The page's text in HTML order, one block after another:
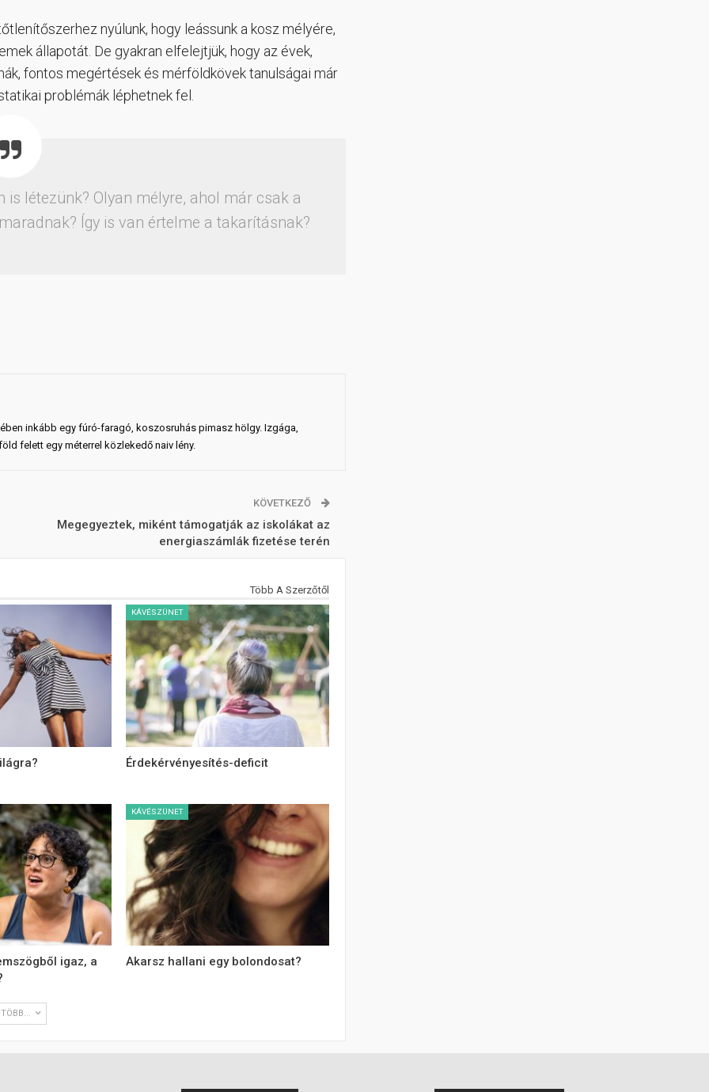
nyúlunk, hogy leássunk a kosz mélyére,
állapotát. De gyakran elfelejtjük, hogy az évek,
fontos megértések és mérföldkövek tanulságai már
problémák léphetnek fel.
létezünk? Olyan mélyre, ahol már csak a
Így is van értelme a takarításnak?
inkább egy fúró-faragó, koszosruhás pimasz hölgy. Izgága,
felett egy méterrel közlekedő naiv lény.
KÖVETKEZŐ
Megegyeztek, miként támogatják az iskolákat az
energiaszámlák fizetése terén
Több A Szerzőtől
KÁVÉSZÜNET
Érdekérvényesítés-deficit
igaz, a
KÁVÉSZÜNET
Akarsz hallani egy bolondosat?